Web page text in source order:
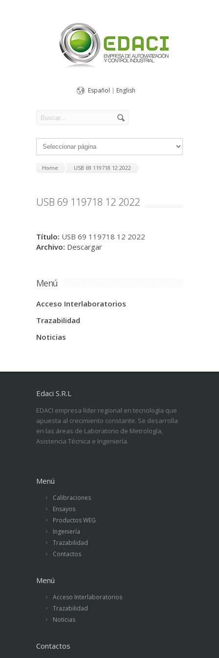
Español | English
Home USB 69 119718 12 2022
USB 69 119718 12 2022
Título: USB 69 119718 12 2022
Archivo: Descargar
Menú
Acceso Interlaboratorios
Trazabilidad
Noticias
Edaci S.R.L
EDACI empresa líder regional en tecnología que
apuesta al crecimiento constante. Se desarrolla
en las áreas de Laboratorio de Metrología,
Asistencia Técnica e Ingeniería.
Menú
Calibraciones
Ensayos
Productos WEG
Ingeniería
Trazabilidad
Contactos
Menú
Acceso Interlaboratorios
Trazabilidad
Noticias
Contactos